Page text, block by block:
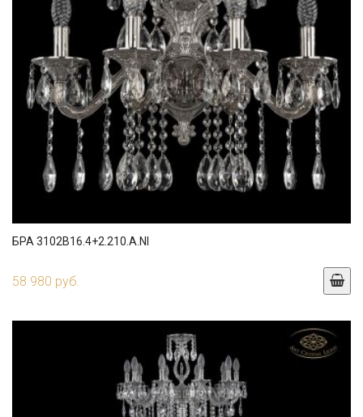
БРА 3102B16.4+2.210.A.NI
58 980 руб.